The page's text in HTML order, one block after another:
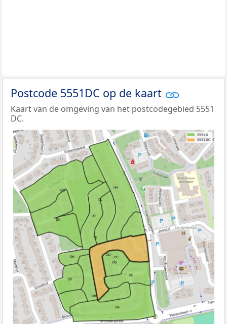
Postcode 5551DC op de kaart
Kaart van de omgeving van het postcodegebied 5551
DC.